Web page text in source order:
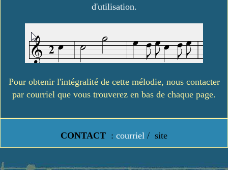
d'utilisation.
Pour obtenir l'intégralité de cette mélodie, nous contacter
par courriel que vous trouverez en bas de chaque page.
CONTACT : courriel / site
https://www.lavielledanstoussesetats.fr